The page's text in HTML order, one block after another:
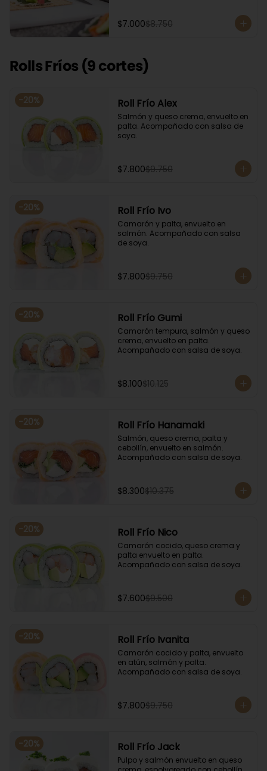
$7.000$8.750
Rolls Fríos (9 cortes)
-20% Roll Frío Alex
Salmón y queso crema, envuelto en
palta. Acompañado con salsa de
soya.
$7.800$9.750
-20% Roll Frío Ivo
Camarón y palta, envuelto en
salmón. Acompañado con salsa
de soya.
$7.800$9.750
-20% Roll Frío Gumi
Camarón tempura, salmón y queso
crema, envuelto en palta.
Acompañado con salsa de soya.
$8.100$10.125
-20% Roll Frío Hanamaki
Salmón, queso crema, palta y
cebollín, envuelto en salmón.
Acompañado con salsa de soya.
$8.300$10.375
-20% Roll Frío Nico
Camarón cocido, queso crema y
palta envuelto en palta.
Acompañado con salsa de soya.
$7.600$9.500
-20% Roll Frío Ivanita
Camarón cocido y palta, envuelto
en atún, salmón y palta.
Acompañado con salsa de soya.
$7.800$9.750
-20% Roll Frío Jack
Pulpo y salmón envuelto en queso